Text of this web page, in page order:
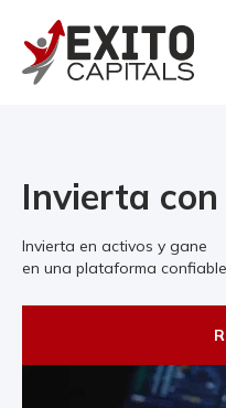
Invierta
Invierta en activos y gane
en una plataforma confiable